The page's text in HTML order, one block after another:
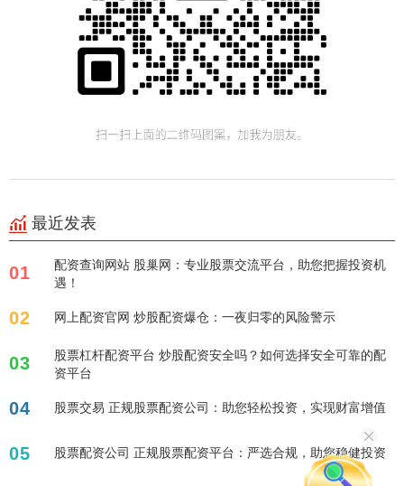
最近发表
01
配资查询网站 股巢网：专业股票交流平台，助您把握投资机
遇！
02 网上配资官网 炒股配资爆仓：一夜归零的风险警示
03
股票杠杆配资平台 炒股配资安全吗？如何选择安全可靠的配
资平台
04 股票交易 正规股票配资公司：助您轻松投资，实现财富增值
05 股票配资公司 正规股票配资平台：严选合规，助您稳健投资